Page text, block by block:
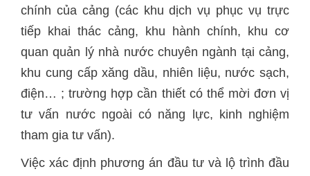
chính của cảng (các khu dịch vụ phục vụ trực
tiếp khai thác cảng, khu hành chính, khu cơ
quan quản lý nhà nước chuyên ngành tại cảng,
khu cung cấp xăng dầu, nhiên liệu, nước sạch,
điện… ; trường hợp cần thiết có thể mời đơn vị
tư vấn nước ngoài có năng lực, kinh nghiệm
tham gia tư vấn).
Việc xác định phương án đầu tư và lộ trình đầu